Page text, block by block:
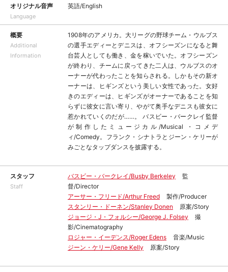
オリジナル音声
Language
英語/English
概要
Additional
Information
1908年のアメリカ。大リーグの野球チーム・ウルブス
の選手エディーとデニスは、オフシーズンになると舞
台芸人としても働き、金を稼いでいた。オフシーズン
が終わり、チームに戻ってきた二人は、ウルブスのオ
ーナーが代わったことを知らされる。しかもその新オ
ーナーは、ヒギンズという美しい女性であった。女好
きのエディーは、ヒギンズがオーナーであることを知
らずに彼女に言い寄り、やがて奥手なデニスも彼女に
惹かれていくのだが……。 バスビー・バークレイ監督
が制作したミュージカル/Musical ・コメデ
ィ/Comedy。フランク・シナトラとジーン・ケリーが
みごとなタップダンスを披露する。
スタッフ
Staff
バスビー・バークレイ/Busby Berkeley
監
督/Director
アーサー・フリード/Arthur Freed
製作/Producer
スタンリー・ドーネン/Stanley Donen
原案/Story
ジョージ・J・フォルシー/George J. Folsey
撮
影/Cinematography
ロジャー・イーデンス/Roger Edens
音楽/Music
ジーン・ケリー/Gene Kelly
原案/Story